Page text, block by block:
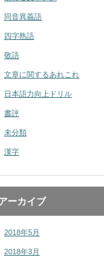
同音異義語
四字熟語
敬語
文章に関するあれこれ
日本語力向上ドリル
書評
未分類
漢字
ーカイブ
2018年5月
2018年3月